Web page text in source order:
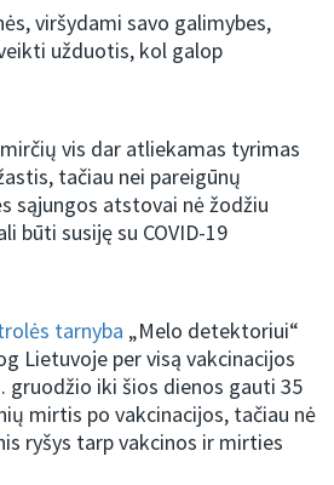
viršydami savo galimybes,
užduotis, kol galop
vis dar atliekamas tyrimas
tačiau nei pareigūnų
sąjungos atstovai nė žodžiu
būti susiję su COVID-19
tarnyba „Melo detektoriui“
Lietuvoje per visą vakcinacijos
gruodžio iki šios dienos gauti 35
mirtis po vakcinacijos, tačiau nė
ryšys tarp vakcinos ir mirties